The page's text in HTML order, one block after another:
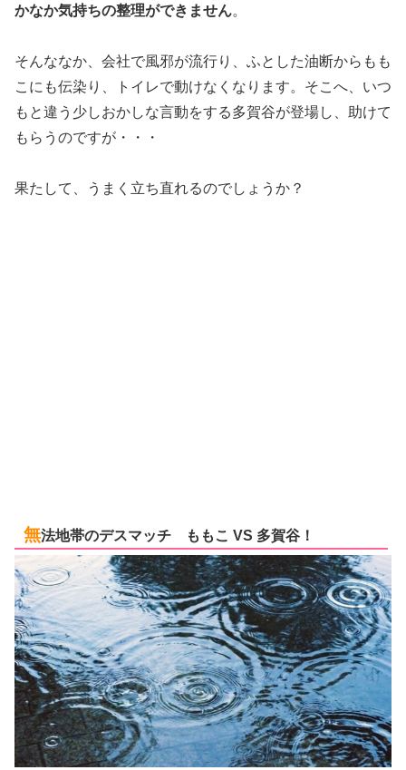
かなか気持ちの整理ができません。
そんななか、会社で風邪が流行り、ふとした油断からもも
こにも伝染り、トイレで動けなくなります。そこへ、いつ
もと違う少しおかしな言動をする多賀谷が登場し、助けて
もらうのですが・・・
果たして、うまく立ち直れるのでしょうか？
無法地帯のデスマッチ ももこ VS 多賀谷！